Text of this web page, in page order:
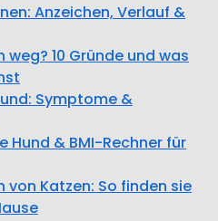
Anzeichen, Verlauf &
10 Gründe und was
Symptome &
Hund & BMI-Rechner für
von Katzen: So finden sie